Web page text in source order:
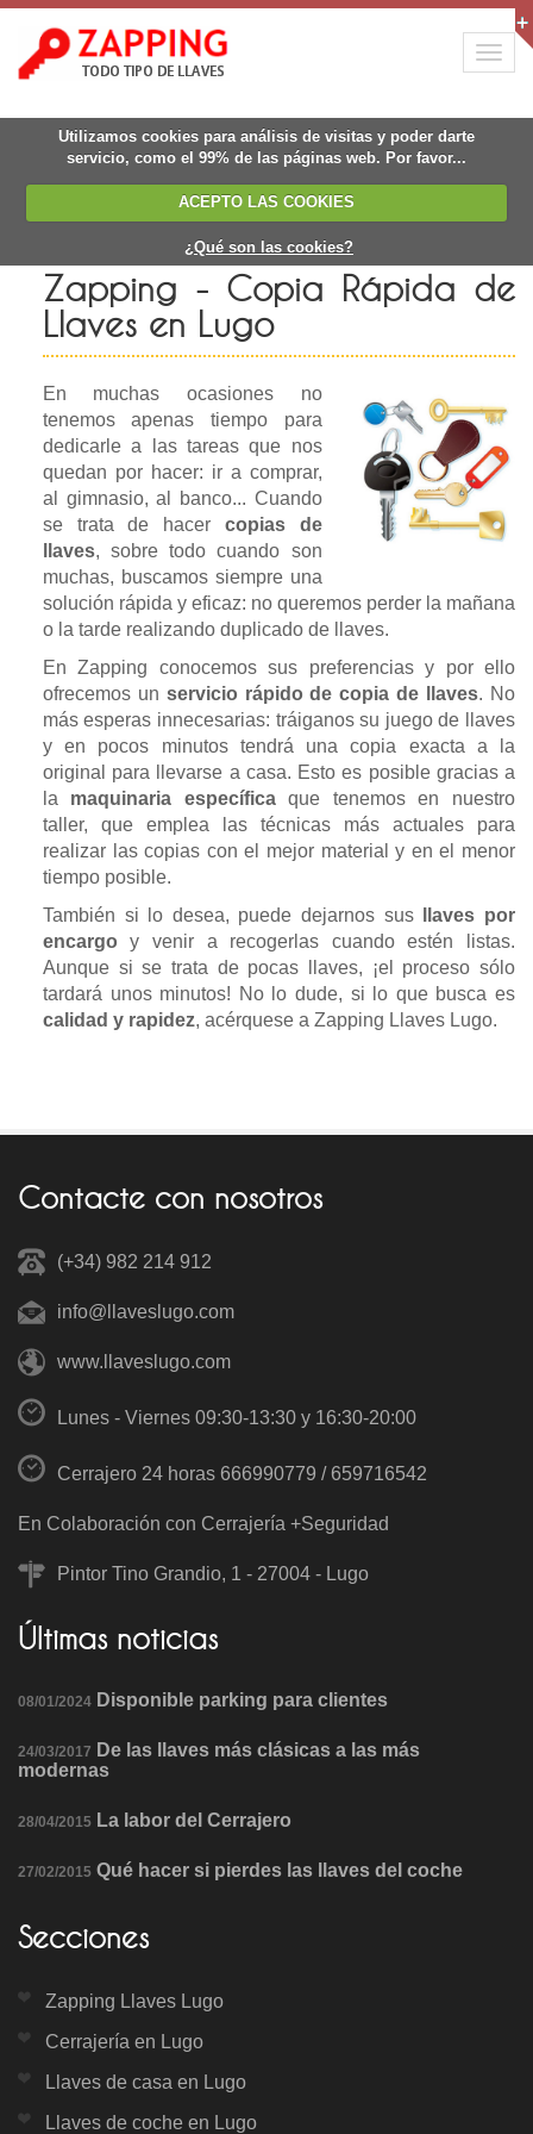
Utilizamos cookies para análisis de visitas y poder darte
servicio, como el 99% de las páginas web. Por favor...
ACEPTO LAS COOKIES
¿Qué son las cookies?
Zapping - Copia Rápida de
Llaves en Lugo
En muchas ocasiones no
tenemos apenas tiempo para
dedicarle a las tareas que nos
quedan por hacer: ir a comprar,
al gimnasio, al banco... Cuando
se trata de hacer copias de
llaves, sobre todo cuando son
muchas, buscamos siempre una
solución rápida y eficaz: no queremos perder la mañana
o la tarde realizando duplicado de llaves.
En Zapping conocemos sus preferencias y por ello
ofrecemos un servicio rápido de copia de llaves. No
más esperas innecesarias: tráiganos su juego de llaves
y en pocos minutos tendrá una copia exacta a la
original para llevarse a casa. Esto es posible gracias a
la maquinaria específicaque tenemos en nuestro
taller, que emplea las técnicas más actuales para
realizar las copias con el mejor material y en el menor
tiempo posible.
También si lo desea, puede dejarnos sus
llaves por
encargo y venir a recogerlas cuando estén listas.
Aunque si se trata de pocas llaves, ¡el proceso sólo
tardará unos minutos! No lo dude, si lo que busca es
calidad y rapidez, acérquese a Zapping Llaves Lugo.
Contacte con nosotros
(+34) 982 214 912
info@llaveslugo.com
www.llaveslugo.com
Lunes - Viernes 09:30-13:30 y 16:30-20:00
Cerrajero 24 horas 666990779 / 659716542
En Colaboración con Cerrajería +Seguridad
Pintor Tino Grandio, 1 - 27004 - Lugo
Últimas noticias
08/01/2024 Disponible parking para clientes
24/03/2017 De las llaves más clásicas a las más
modernas
28/04/2015 La labor del Cerrajero
27/02/2015 Qué hacer si pierdes las llaves del coche
Secciones
Zapping Llaves Lugo
Cerrajería en Lugo
Llaves de casa en Lugo
Llaves de coche en Lugo